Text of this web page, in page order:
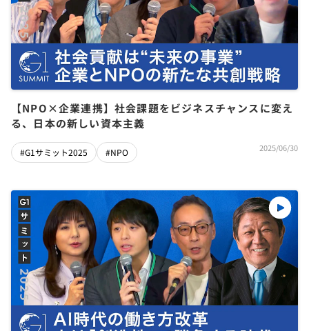
【NPO×企業連携】社会課題をビジネスチャンスに変え
る、日本の新しい資本主義
#G1サミット2025 #NPO 2025/06/30